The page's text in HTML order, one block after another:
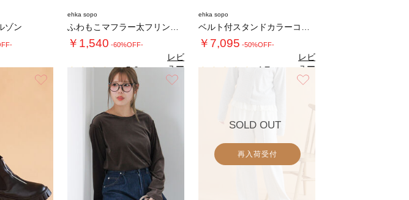
ゾン
ehka sopo
￥1,540 -60%OFF-
5.0（1）
レビ
ュー
を見
る
ehka sopo
￥7,095 -50%OFF-
4.7 （3）
レビ
ュー
を見
る
SOLD OUT
再入荷受付